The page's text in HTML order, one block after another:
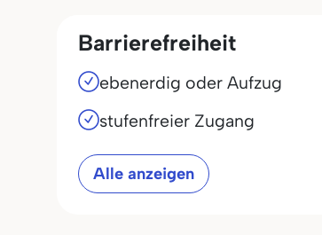
Barrierefreiheit
ebenerdig oder Aufzug
stufenfreier Zugang
Alle anzeigen